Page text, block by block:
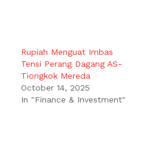
Rupiah Menguat Imbas
Tensi Perang Dagang AS-
Tiongkok Mereda
October 14, 2025
In "Finance & Investment"